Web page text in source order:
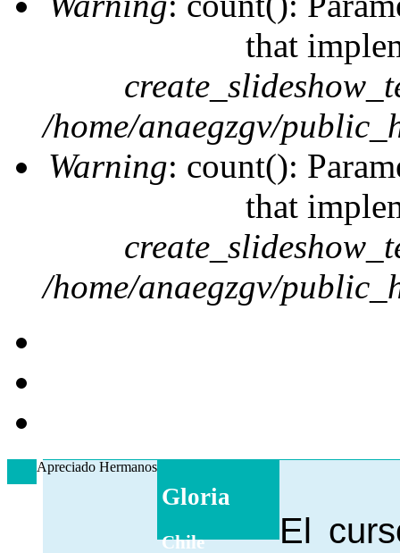
that
/home/anaegzgv/
Warning: count():
that
/home/anaegzgv/
Apreciado Hermanos
Gloria
Chile
El